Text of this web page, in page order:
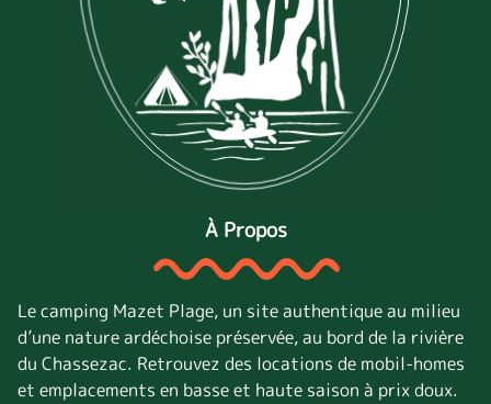
À Propos
Le camping Mazet Plage, un site authentique au milieu
d’une nature ardéchoise préservée, au bord de la rivière
du Chassezac. Retrouvez des locations de mobil-homes
et emplacements en basse et haute saison à prix doux.